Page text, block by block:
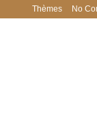
Thèmes No